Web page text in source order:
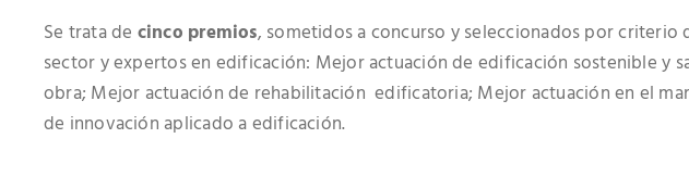
Se trata de cinco premios, sometidos a concurso y seleccionados por
sector y expertos en edificación: Mejor actuación de edificación sostenible y
obra; Mejor actuación de rehabilitación edificatoria; Mejor actuación en el
de innovación aplicado a edificación.